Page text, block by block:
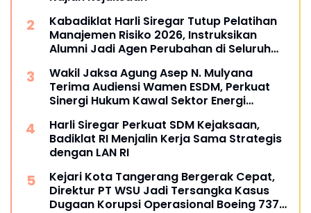
Kabadiklat Harli Siregar Tutup Pelatihan
Manajemen Risiko 2026, Instruksikan
Alumni Jadi Agen Perubahan di Seluruh
Wakil Jaksa Agung Asep N. Mulyana
Terima Audiensi Wamen ESDM, Perkuat
Sinergi Hukum Kawal Sektor Energi
Harli Siregar Perkuat SDM Kejaksaan,
Badiklat RI Menjalin Kerja Sama Strategis
dengan LAN RI
Kejari Kota Tangerang Bergerak Cepat,
Direktur PT WSU Jadi Tersangka Kasus
Dugaan Korupsi Operasional Boeing 737-